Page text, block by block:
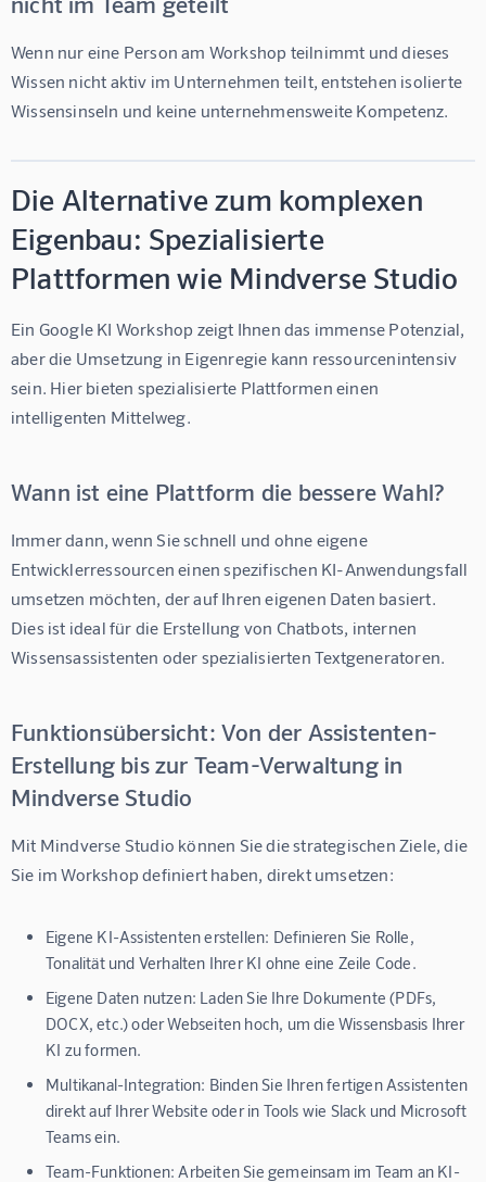
Wenn nur eine Person am Workshop teilnimmt und dieses
Wissen nicht aktiv im Unternehmen teilt, entstehen isolierte
Wissensinseln und keine unternehmensweite Kompetenz.
Die Alternative zum komplexen
Eigenbau: Spezialisierte
Plattformen wie Mindverse Studio
Ein Google KI Workshop zeigt Ihnen das immense Potenzial,
aber die Umsetzung in Eigenregie kann ressourcenintensiv
sein. Hier bieten spezialisierte Plattformen einen
intelligenten Mittelweg.
Wann ist eine Plattform die bessere Wahl?
Immer dann, wenn Sie schnell und ohne eigene
Entwicklerressourcen einen spezifischen KI-Anwendungsfall
umsetzen möchten, der auf Ihren eigenen Daten basiert.
Dies ist ideal für die Erstellung von Chatbots, internen
Wissensassistenten oder spezialisierten Textgeneratoren.
Funktionsübersicht: Von der Assistenten-
Erstellung bis zur Team-Verwaltung in
Mindverse Studio
Mit Mindverse Studio können Sie die strategischen Ziele, die
Sie im Workshop definiert haben, direkt umsetzen:
Eigene KI-Assistenten erstellen: Definieren Sie Rolle,
Tonalität und Verhalten Ihrer KI ohne eine Zeile Code.
Eigene Daten nutzen: Laden Sie Ihre Dokumente (PDFs,
DOCX, etc.) oder Webseiten hoch, um die Wissensbasis Ihrer
KI zu formen.
Multikanal-Integration: Binden Sie Ihren fertigen Assistenten
direkt auf Ihrer Website oder in Tools wie Slack und Microsoft
Teams ein.
Team-Funktionen: Arbeiten Sie gemeinsam im Team an KI-